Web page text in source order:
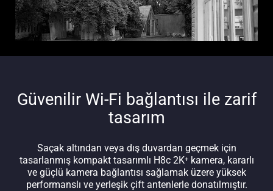
Güvenilir Wi-Fi bağlantısı ile zarif
tasarım
Saçak altından veya dış duvardan geçmek için
tasarlanmış kompakt tasarımlı H8c 2K⁺ kamera, kararlı
ve güçlü kamera bağlantısı sağlamak üzere yüksek
performanslı ve yerleşik çift antenlerle donatılmıştır.